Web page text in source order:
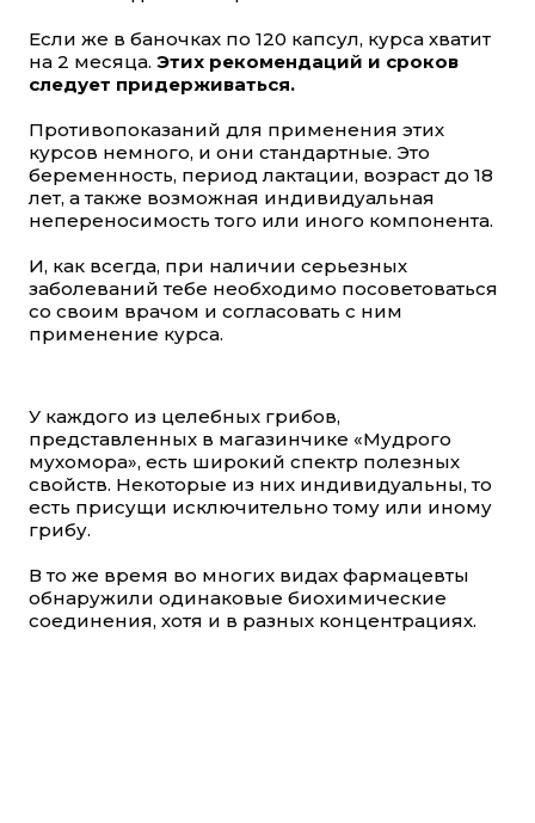
Если же в баночках по 120 капсул, курса хватит
на 2 месяца. Этих рекомендаций и сроков
следует придерживаться.
Противопоказаний для применения этих
курсов немного, и они стандартные. Это
беременность, период лактации, возраст до 18
лет, а также возможная индивидуальная
непереносимость того или иного компонента.
И, как всегда, при наличии серьезных
заболеваний тебе необходимо посоветоваться
со своим врачом и согласовать с ним
применение курса.
У каждого из целебных грибов,
представленных в магазинчике «Мудрого
мухомора», есть широкий спектр полезных
свойств. Некоторые из них индивидуальны, то
есть присущи исключительно тому или иному
грибу.
В то же время во многих видах фармацевты
обнаружили одинаковые биохимические
соединения, хотя и в разных концентрациях.